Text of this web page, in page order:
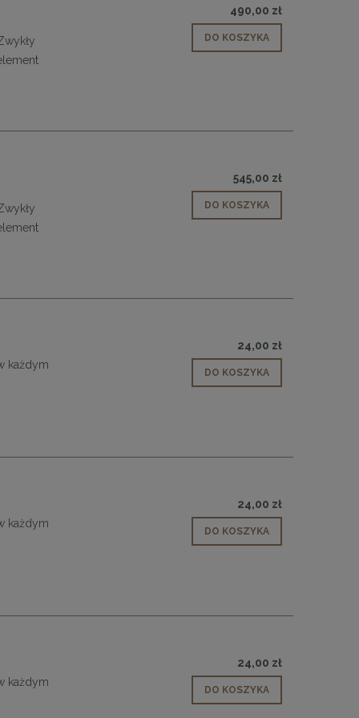
490,00 zł
DO KOSZYKA
545,00 zł
DO KOSZYKA
każdym
24,00 zł
DO KOSZYKA
każdym
24,00 zł
DO KOSZYKA
każdym
24,00 zł
DO KOSZYKA